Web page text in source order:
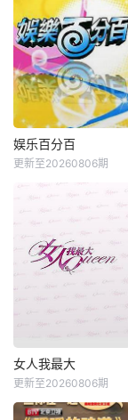
娱乐百分百
更新至20260806期
女人我最大
更新至20260806期